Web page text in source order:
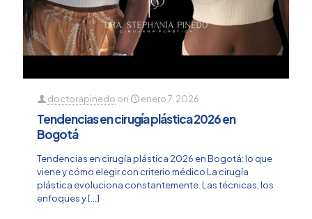
doctorapinedo on enero 7, 2026
Tendencias en cirugía plástica 2026 en
Bogotá
Tendencias en cirugía plástica 2026 en Bogotá: lo que
viene y cómo elegir con criterio médico La cirugía
plástica evoluciona constantemente. Las técnicas, los
enfoques y[…]